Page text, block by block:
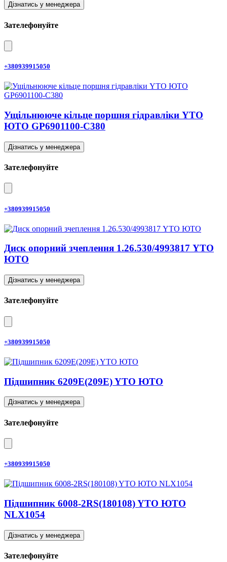
Дізнатись у менеджера
Зателефонуйте
+380939915050
Ущільнююче кільце поршня гідравліки YTO
ЮТО GP6901100-C380
Дізнатись у менеджера
Зателефонуйте
+380939915050
Диск опорний зчеплення 1.26.530/4993817 YTO
ЮТО
Дізнатись у менеджера
Зателефонуйте
+380939915050
Підшипник 6209E(209E) YTO ЮТО
Дізнатись у менеджера
Зателефонуйте
+380939915050
Підшипник 6008-2RS(180108) YTO ЮТО
NLX1054
Дізнатись у менеджера
Зателефонуйте